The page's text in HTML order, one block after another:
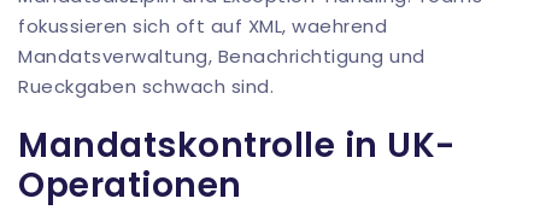
fokussieren sich oft auf XML, waehrend
Mandatsverwaltung, Benachrichtigung und
Rueckgaben schwach sind.
Mandatskontrolle in UK-
Operationen